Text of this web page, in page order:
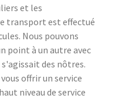
et les
transport est effectué
Nous pouvons
point à un autre avec
des nôtres.
offrir un service
niveau de service